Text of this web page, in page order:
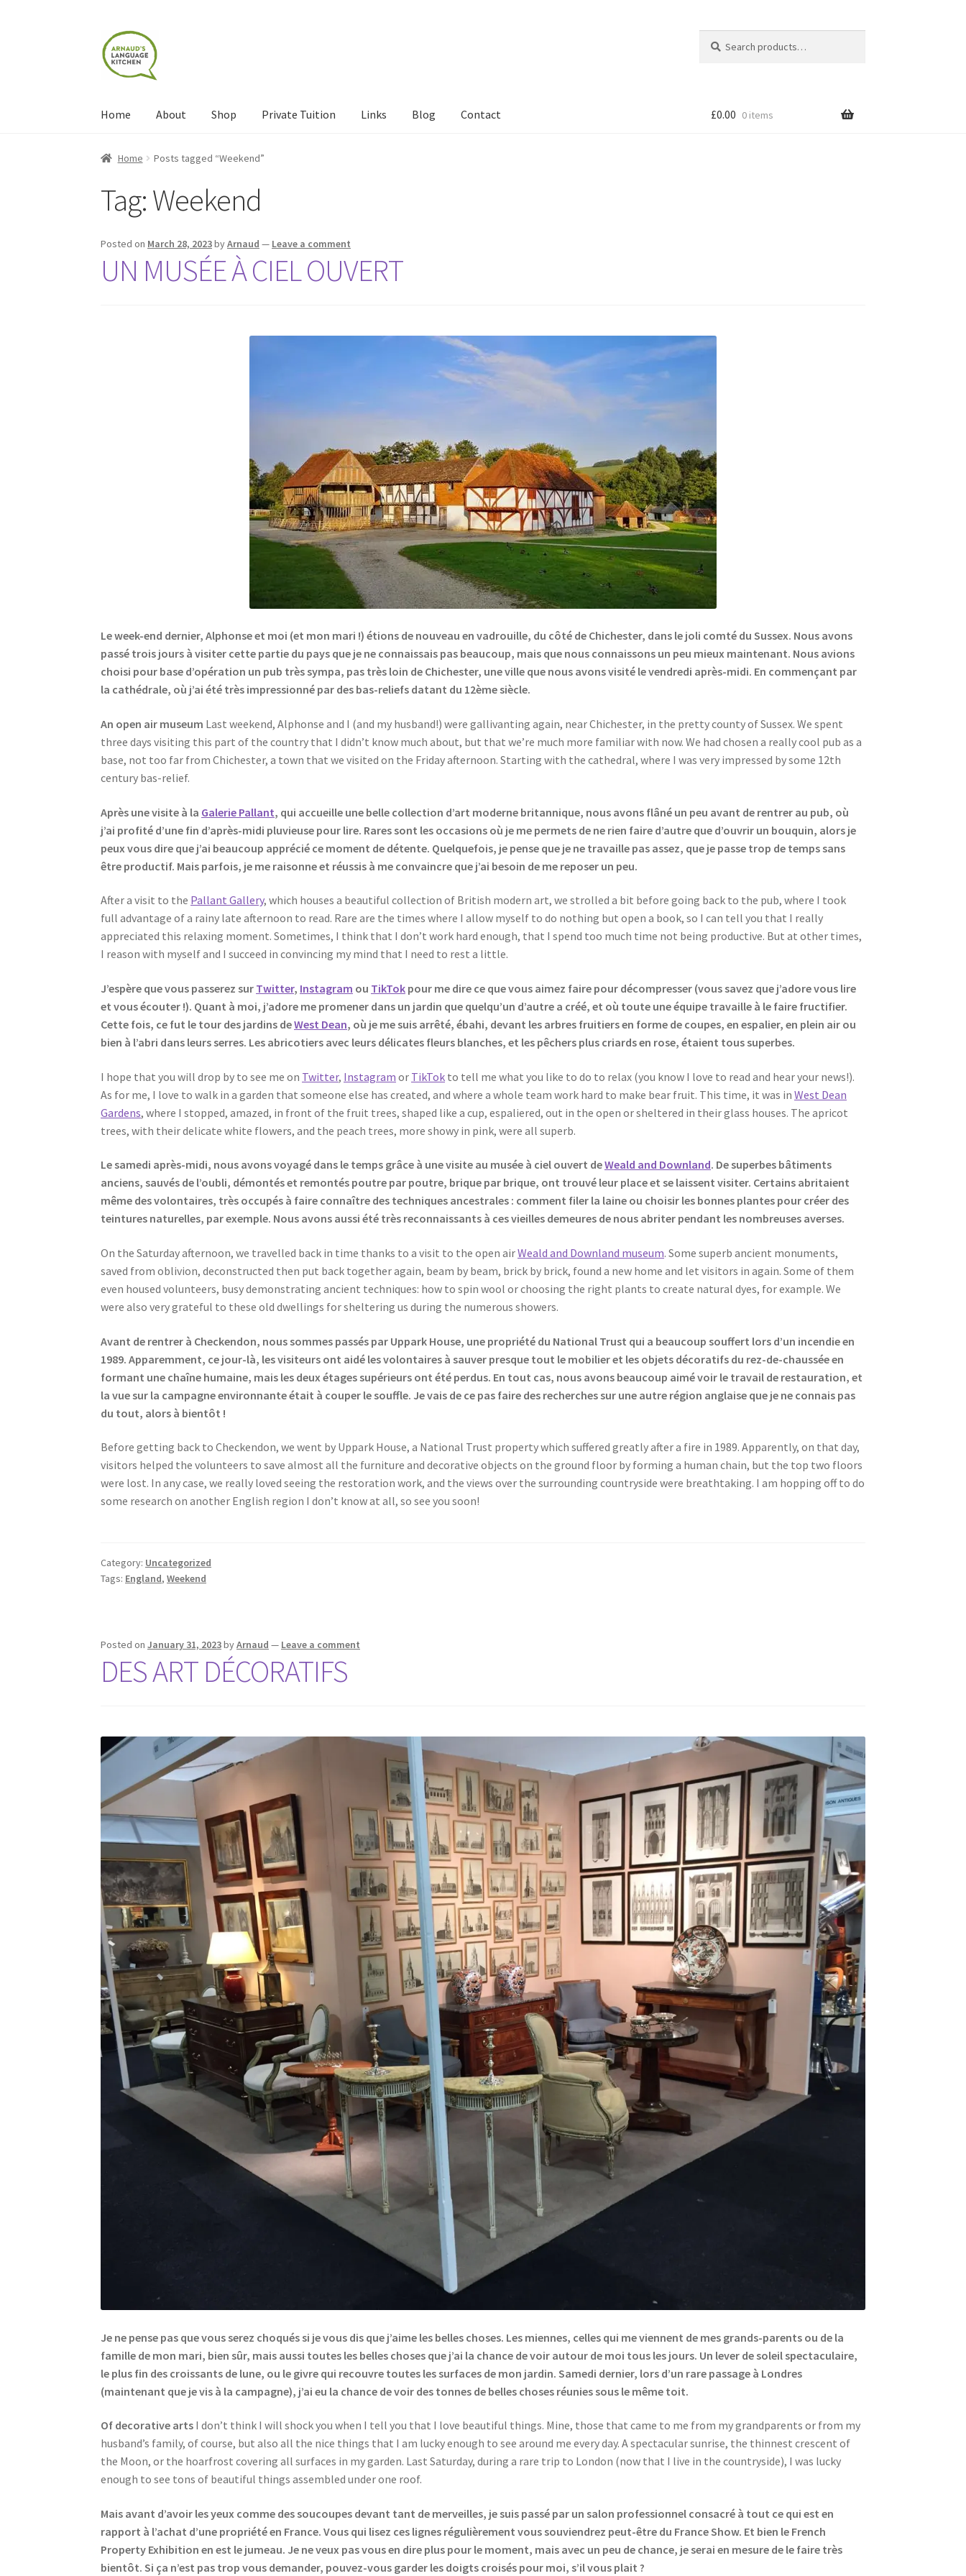
Skip
to
navigation
Skip
to
content
for:
Home About Shop Private Tuition Links Blog Contact
Home About Blog Cart CheckoutContact
Shop Terms and Conditions Categories
£0.00 0 items
Home Posts tagged “Weekend”
Tag:Weekend
Posted on March 28, 2023byArnaud — Leave a comment
UN MUSÉE À CIEL OUVERT
Le week-end dernier, Alphonse et moi (et mon mari !) étions de nouveau en vadrouille, du côté de Chichester, dans le joli comté du Sussex. Nous avons
passé trois jours à visiter cette partie du pays que je ne connaissais pas beaucoup, mais que nous connaissons un peu mieux maintenant. Nous avions
choisi pour base d’opération un pub très sympa, pas très loin de Chichester, une ville que nous avons visité le vendredi après-midi. En commençant par
la cathédrale, où j’ai été très impressionné par des bas-reliefs datant du 12ème siècle.
An open air museum Last weekend, Alphonse and I (and my husband!) were gallivanting again, near Chichester, in the pretty county of Sussex. We spent
three days visiting this part of the country that I didn’t know much about, but that we’re much more familiar with now. We had chosen a really cool pub as a
base, not too far from Chichester, a town that we visited on the Friday afternoon. Starting with the cathedral, where I was very impressed by some 12th
century bas-relief.
Après une visite à la Galerie Pallant, qui accueille une belle collection d’art moderne britannique, nous avons flâné un peu avant de rentrer au pub, où
j’ai profité d’une fin d’après-midi pluvieuse pour lire. Rares sont les occasions où je me permets de ne rien faire d’autre que d’ouvrir un bouquin, alors je
peux vous dire que j’ai beaucoup apprécié ce moment de détente. Quelquefois, je pense que je ne travaille pas assez, que je passe trop de temps sans
être productif. Mais parfois, je me raisonne et réussis à me convaincre que j’ai besoin de me reposer un peu.
After a visit to the Pallant Gallery, which houses a beautiful collection of British modern art, we strolled a bit before going back to the pub, where I took
full advantage of a rainy late afternoon to read. Rare are the times where I allow myself to do nothing but open a book, so I can tell you that I really
appreciated this relaxing moment. Sometimes, I think that I don’t work hard enough, that I spend too much time not being productive. But at other times,
I reason with myself and I succeed in convincing my mind that I need to rest a little.
J’espère que vous passerez sur Twitter, Instagram ou TikTok pour me dire ce que vous aimez faire pour décompresser (vous savez que j’adore vous lire
et vous écouter !). Quant à moi, j’adore me promener dans un jardin que quelqu’un d’autre a créé, et où toute une équipe travaille à le faire fructifier.
Cette fois, ce fut le tour des jardins deWest Dean, où je me suis arrêté, ébahi, devant les arbres fruitiers en forme de coupes, en espalier, en plein air ou
bien à l’abri dans leurs serres. Les abricotiers avec leurs délicates fleurs blanches, et les pêchers plus criards en rose, étaient tous superbes.
I hope that you will drop by to see me on Twitter, Instagram or TikTok to tell me what you like to do to relax (you know I love to read and hear your news!).
As for me, I love to walk in a garden that someone else has created, and where a whole team work hard to make bear fruit. This time, it was inWest Dean
Gardens, where I stopped, amazed, in front of the fruit trees, shaped like a cup, espaliered, out in the open or sheltered in their glass houses. The apricot
trees, with their delicate white flowers, and the peach trees, more showy in pink, were all superb.
Le samedi après-midi, nous avons voyagé dans le temps grâce à une visite au musée à ciel ouvert deWeald and Downland. De superbes bâtiments
anciens, sauvés de l’oubli, démontés et remontés poutre par poutre, brique par brique, ont trouvé leur place et se laissent visiter. Certains abritaient
même des volontaires, très occupés à faire connaître des techniques ancestrales : comment filer la laine ou choisir les bonnes plantes pour créer des
teintures naturelles, par exemple. Nous avons aussi été très reconnaissants à ces vieilles demeures de nous abriter pendant les nombreuses averses.
On the Saturday afternoon, we travelled back in time thanks to a visit to the open airWeald and Downland museum. Some superb ancient monuments,
saved from oblivion, deconstructed then put back together again, beam by beam, brick by brick, found a new home and let visitors in again. Some of them
even housed volunteers, busy demonstrating ancient techniques: how to spin wool or choosing the right plants to create natural dyes, for example. We
were also very grateful to these old dwellings for sheltering us during the numerous showers.
Avant de rentrer à Checkendon, nous sommes passés par Uppark House, une propriété du National Trust qui a beaucoup souffert lors d’un incendie en
1989. Apparemment, ce jour-là, les visiteurs ont aidé les volontaires à sauver presque tout le mobilier et les objets décoratifs du rez-de-chaussée en
formant une chaîne humaine, mais les deux étages supérieurs ont été perdus. En tout cas, nous avons beaucoup aimé voir le travail de restauration, et
la vue sur la campagne environnante était à couper le souffle. Je vais de ce pas faire des recherches sur une autre région anglaise que je ne connais pas
du tout, alors à bientôt !
Before getting back to Checkendon, we went by Uppark House, a National Trust property which suffered greatly after a fire in 1989. Apparently, on that day,
visitors helped the volunteers to save almost all the furniture and decorative objects on the ground floor by forming a human chain, but the top two floors
were lost. In any case, we really loved seeing the restoration work, and the views over the surrounding countryside were breathtaking. I am hopping off to do
some research on another English region I don’t know at all, so see you soon!
Category: Uncategorized
Tags: England,Weekend
Posted onJanuary 31, 2023byArnaud — Leave a comment
DES ART DÉCORATIFS
Je ne pense pas que vous serez choqués si je vous dis que j’aime les belles choses. Les miennes, celles qui me viennent de mes grands-parents ou de la
famille de mon mari, bien sûr, mais aussi toutes les belles choses que j’ai la chance de voir autour de moi tous les jours. Un lever de soleil spectaculaire,
le plus fin des croissants de lune, ou le givre qui recouvre toutes les surfaces de mon jardin. Samedi dernier, lors d’un rare passage à Londres
(maintenant que je vis à la campagne), j’ai eu la chance de voir des tonnes de belles choses réunies sous le même toit.
Of decorative arts I don’t think I will shock you when I tell you that I love beautiful things. Mine, those that came to me from my grandparents or from my
husband’s family, of course, but also all the nice things that I am lucky enough to see around me every day. A spectacular sunrise, the thinnest crescent of
the Moon, or the hoarfrost covering all surfaces in my garden. Last Saturday, during a rare trip to London (now that I live in the countryside), I was lucky
enough to see tons of beautiful things assembled under one roof.
Mais avant d’avoir les yeux comme des soucoupes devant tant de merveilles, je suis passé par un salon professionnel consacré à tout ce qui est en
rapport à l’achat d’une propriété en France. Vous qui lisez ces lignes régulièrement vous souviendrez peut-être du France Show. Et bien le French
Property Exhibition en est le jumeau. Je ne veux pas vous en dire plus pour le moment, mais avec un peu de chance, je serai en mesure de le faire très
bientôt. Si ça n’est pas trop vous demander, pouvez-vous garder les doigts croisés pour moi, s’il vous plait ?